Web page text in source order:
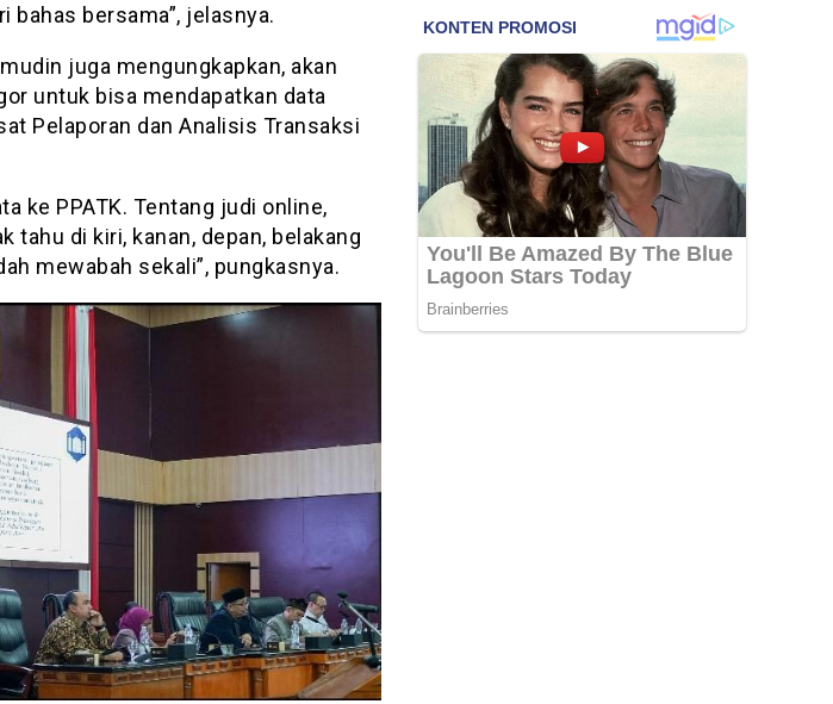
bahas bersama”, jelasnya.
juga mengungkapkan, akan
untuk bisa mendapatkan data
Pelaporan dan Analisis Transaksi
ke PPATK. Tentang judi online,
tahu di kiri, kanan, depan, belakang
mewabah sekali”, pungkasnya.